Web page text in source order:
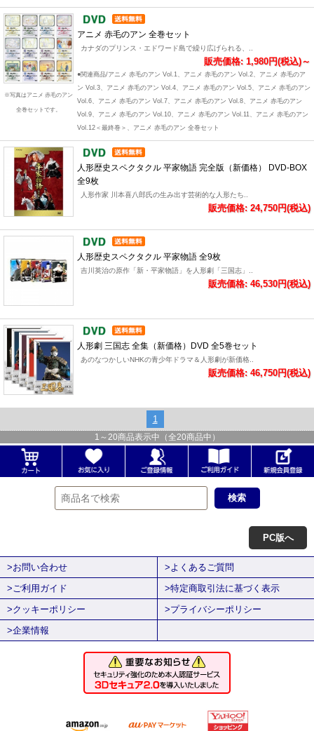
※写真はアニメ 赤毛のアン
全巻セットです。
アニメ 赤毛のアン 全巻セット
カナダのプリンス・エドワード島で繰り広げられる、..
販売価格: 1,980円(税込)～
●関連商品/アニメ 赤毛のアン Vol.1、アニメ 赤毛のアン Vol.2、アニメ 赤毛のア
ン Vol.3、アニメ 赤毛のアン Vol.4、アニメ 赤毛のアン Vol.5、アニメ 赤毛のアン
Vol.6、アニメ 赤毛のアン Vol.7、アニメ 赤毛のアン Vol.8、アニメ 赤毛のアン
Vol.9、アニメ 赤毛のアン Vol.10、アニメ 赤毛のアン Vol.11、アニメ 赤毛のアン
Vol.12＜最終巻＞、アニメ 赤毛のアン 全巻セット
人形歴史スペクタクル 平家物語 完全版（新価格） DVD-BOX
全9枚
人形作家 川本喜八郎氏の生み出す芸術的な人形たち..
販売価格: 24,750円(税込)
人形歴史スペクタクル 平家物語 全9枚
吉川英治の原作「新・平家物語」を人形劇「三国志」..
販売価格: 46,530円(税込)
人形劇 三国志 全集（新価格）DVD 全5巻セット
あのなつかしいNHKの青少年ドラマ＆人形劇が新価格..
販売価格: 46,750円(税込)
1
1 ～ 20商品表示中（全20商品中）
PC版へ
>お問い合わせ
>よくあるご質問
>ご利用ガイド
>特定商取引法に基づく表示
>クッキーポリシー
>プライバシーポリシー
>企業情報